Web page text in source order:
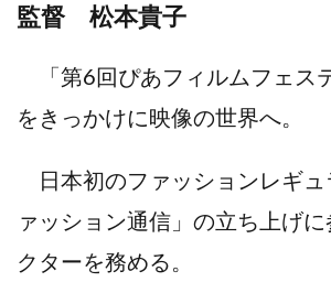
監督 松本貴子
「第6回ぴあフィルムフェス
をきっかけに映像の世界へ。
日本初のファッションレギュ
ァッション通信」の立ち上げ
クターを務める。